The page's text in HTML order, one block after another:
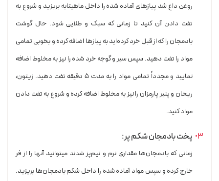
روغن داغ شد پیازهای آماده شده را داخل ماهیتابه بریزید و شروع به
تفت دادن آن کنید تا زمانی که سبک و طلایی شود. حال گوشت
بادمجان را که از قبل خرد کرده‌اید به پیازها اضافه کرده و بخوبی تمامی
مواد را تفت دهید. سپس سیر و گوجه خرد شده را نیز به مخلوط اضافه
نمایید و مجدداً تمامی مواد را به مدت ۵ دقیقه تفت دهید. زیتون،
ریحان و پنیر پارمزان را نیز به مخلوط اضافه کرده و شروع به تفت دادن
مواد کنید.
پخت بادمجان شکم پر:
زمانی که بادمجان‌ها مقداری نرم و نیم‌پز شدند میتوانید آنها را از فر
خارج کرده و سپس مواد آماده شده را داخل شکم بادمجان‌ها بریزید.